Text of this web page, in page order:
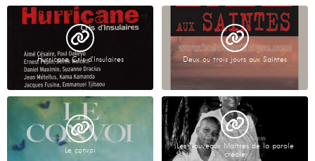
Hurricane Cris d’Insulaires Deux ou trois jours aux Saintes
Le convoi
Les Nouveaux Maîtres de la parole
créole